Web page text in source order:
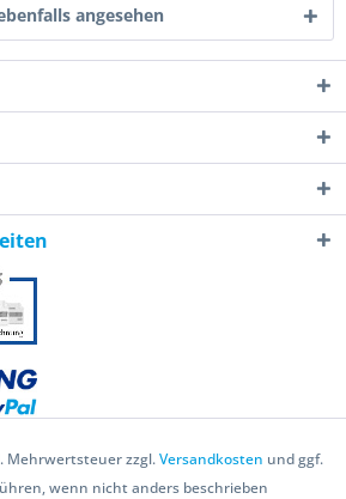
angesehen
Mehrwertsteuer zzgl.Versandkosten und ggf.
wenn nicht anders beschrieben